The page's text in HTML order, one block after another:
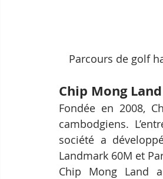
Parcours de golf
Chip Mong Land
Fondée en 2008,
cambodgiens.
société a
Landmark 60M et
Chip Mong Land